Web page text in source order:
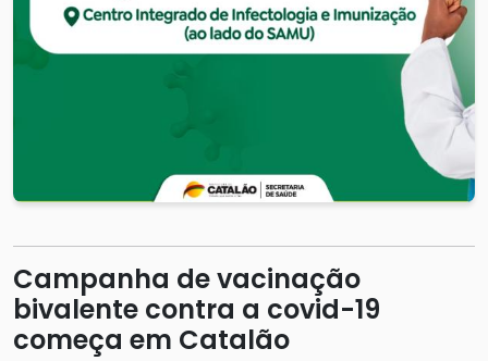
Campanha de vacinação
bivalente contra a covid-19
começa em Catalão